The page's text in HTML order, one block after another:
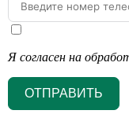
Я согласен на
ОТПРАВИТЬ